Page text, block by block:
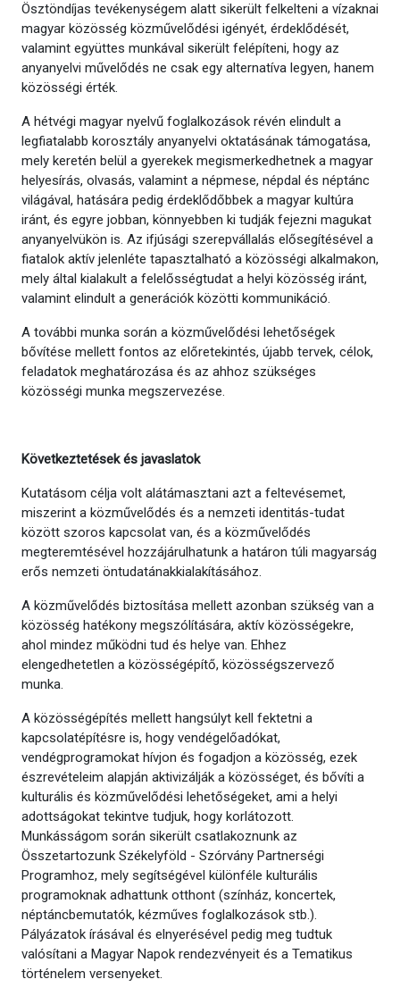
Ösztöndíjas tevékenységem alatt sikerült felkelteni a vízaknai
magyar közösség közművelődési igényét, érdeklődését,
valamint együttes munkával sikerült felépíteni, hogy az
anyanyelvi művelődés ne csak egy alternatíva legyen, hanem
közösségi érték.
A hétvégi magyar nyelvű foglalkozások révén elindult a
legfiatalabb korosztály anyanyelvi oktatásának támogatása,
mely keretén belül a gyerekek megismerkedhetnek a magyar
helyesírás, olvasás, valamint a népmese, népdal és néptánc
világával, hatására pedig érdeklődőbbek a magyar kultúra
iránt, és egyre jobban, könnyebben ki tudják fejezni magukat
anyanyelvükön is. Az ifjúsági szerepvállalás elősegítésével a
fiatalok aktív jelenléte tapasztalható a közösségi alkalmakon,
mely által kialakult a felelősségtudat a helyi közösség iránt,
valamint elindult a generációk közötti kommunikáció.
A további munka során a közművelődési lehetőségek
bővítése mellett fontos az előretekintés, újabb tervek, célok,
feladatok meghatározása és az ahhoz szükséges
közösségi munka megszervezése.
Következtetések és javaslatok
Kutatásom célja volt alátámasztani azt a feltevésemet,
miszerint a közművelődés és a nemzeti identitás-tudat
között szoros kapcsolat van, és a közművelődés
megteremtésével hozzájárulhatunk a határon túli magyarság
erős nemzeti öntudatánakkialakításához.
A közművelődés biztosítása mellett azonban szükség van a
közösség hatékony megszólítására, aktív közösségekre,
ahol mindez működni tud és helye van. Ehhez
elengedhetetlen a közösségépítő, közösségszervező
munka.
A közösségépítés mellett hangsúlyt kell fektetni a
kapcsolatépítésre is, hogy vendégelőadókat,
vendégprogramokat hívjon és fogadjon a közösség, ezek
észrevételeim alapján aktivizálják a közösséget, és bővíti a
kulturális és közművelődési lehetőségeket, ami a helyi
adottságokat tekintve tudjuk, hogy korlátozott.
Munkásságom során sikerült csatlakoznunk az
Összetartozunk Székelyföld - Szórvány Partnerségi
Programhoz, mely segítségével különféle kulturális
programoknak adhattunk otthont (színház, koncertek,
néptáncbemutatók, kézműves foglalkozások stb.).
Pályázatok írásával és elnyerésével pedig meg tudtuk
valósítani a Magyar Napok rendezvényeit és a Tematikus
történelem versenyeket.